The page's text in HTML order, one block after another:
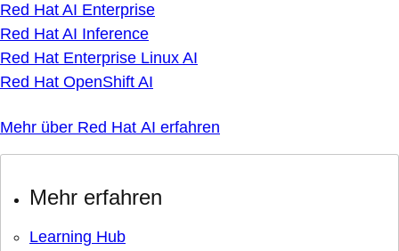
Red Hat AI Enterprise
Red Hat AI Inference
Red Hat Enterprise Linux AI
Red Hat OpenShift AI
Mehr über Red Hat AI erfahren
Mehr erfahren
Learning Hub